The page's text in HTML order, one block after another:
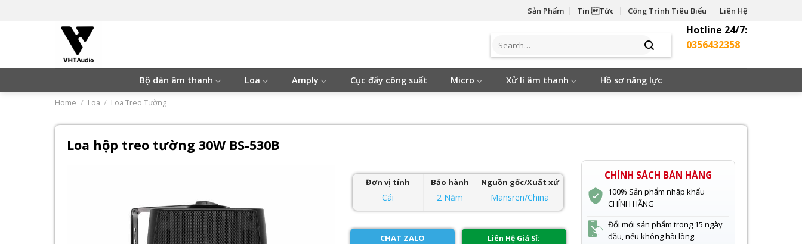
Sản Phẩm Tin Tức Công Trình Tiêu Biểu Liên Hệ
for:
Hotline 24/7:
0356432358
Bộ dàn âm thanh Loa Amply Cục đẩy công suất Micro Xử lí âm thanh Hồ sơ năng lực
Home / Loa / Loa Treo Tường
Loa hộp treo tường 30W BS-530B
Đơn vị tính
Cái
Bảo hành
2 Năm
Nguồn gốc/Xuất xứ
Mansren/China
CHAT ZALO
Liên Hệ Giá Sỉ:
CHÍNH SÁCH BÁN HÀNG
100% Sản phẩm nhập khẩu
CHÍNH HÃNG
Đổi mới sản phẩm trong 15 ngày
đầu, nếu không hài lòng.